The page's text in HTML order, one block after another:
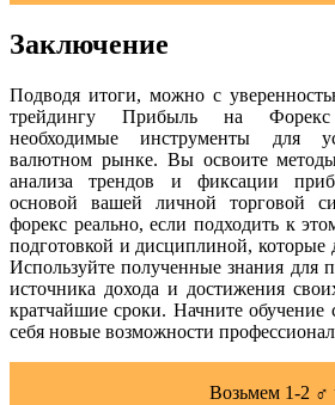
Заключение
Подводя итоги, можно с
трейдингу Прибыль на Форекс
необходимые инструменты для
валютном рынке. Вы освоите
анализа трендов и фиксации
основой вашей личной торговой
форекс реально, если подходить к
подготовкой и дисциплиной, которые
Используйте полученные знания для
источника дохода и достижения
кратчайшие сроки. Начните обучение
себя новые возможности
Возьмем 1-2 ‍♂️